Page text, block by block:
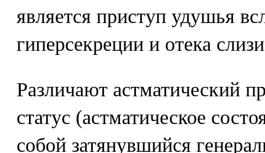
является приступ удушья
гиперсекреции и отека
Различают астматический
статус (астматическое
собой затянувшийся